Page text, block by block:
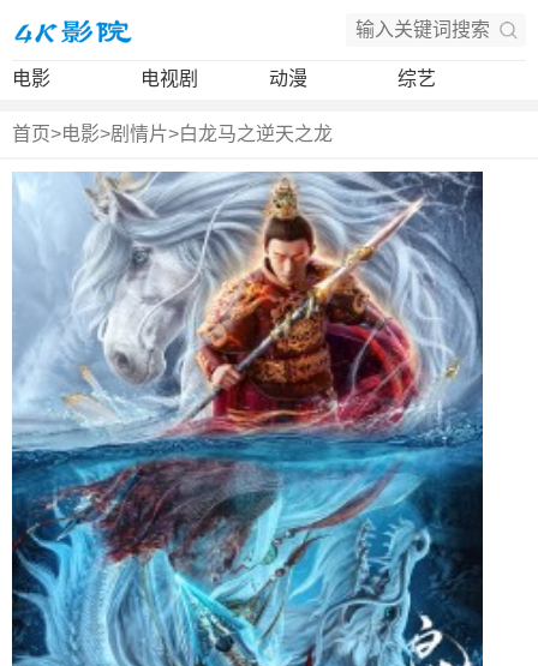
电影 电视剧 动漫 综艺
首页>电影>剧情片>白龙马之逆天之龙